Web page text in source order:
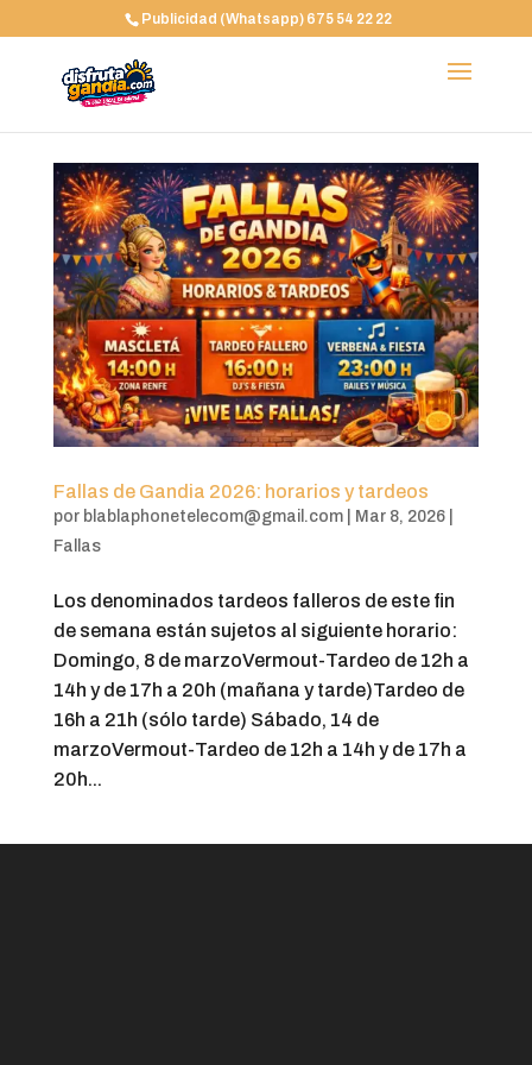
Publicidad (Whatsapp) 675 54 22 22
Fallas de Gandia 2026: horarios y tardeos
por blablaphonetelecom@gmail.com| Mar 8, 2026|
Fallas
Los denominados tardeos falleros de este fin
de semana están sujetos al siguiente horario:
Domingo, 8 de marzoVermout-Tardeo de 12h a
14h y de 17h a 20h (mañana y tarde)Tardeo de
16h a 21h (sólo tarde) Sábado, 14 de
marzoVermout-Tardeo de 12h a 14h y de 17h a
20h...